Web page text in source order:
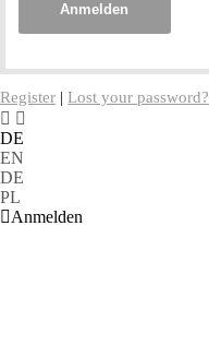
Anmelden
Register |Lost your password?
DE
EN
DE
PL
Anmelden